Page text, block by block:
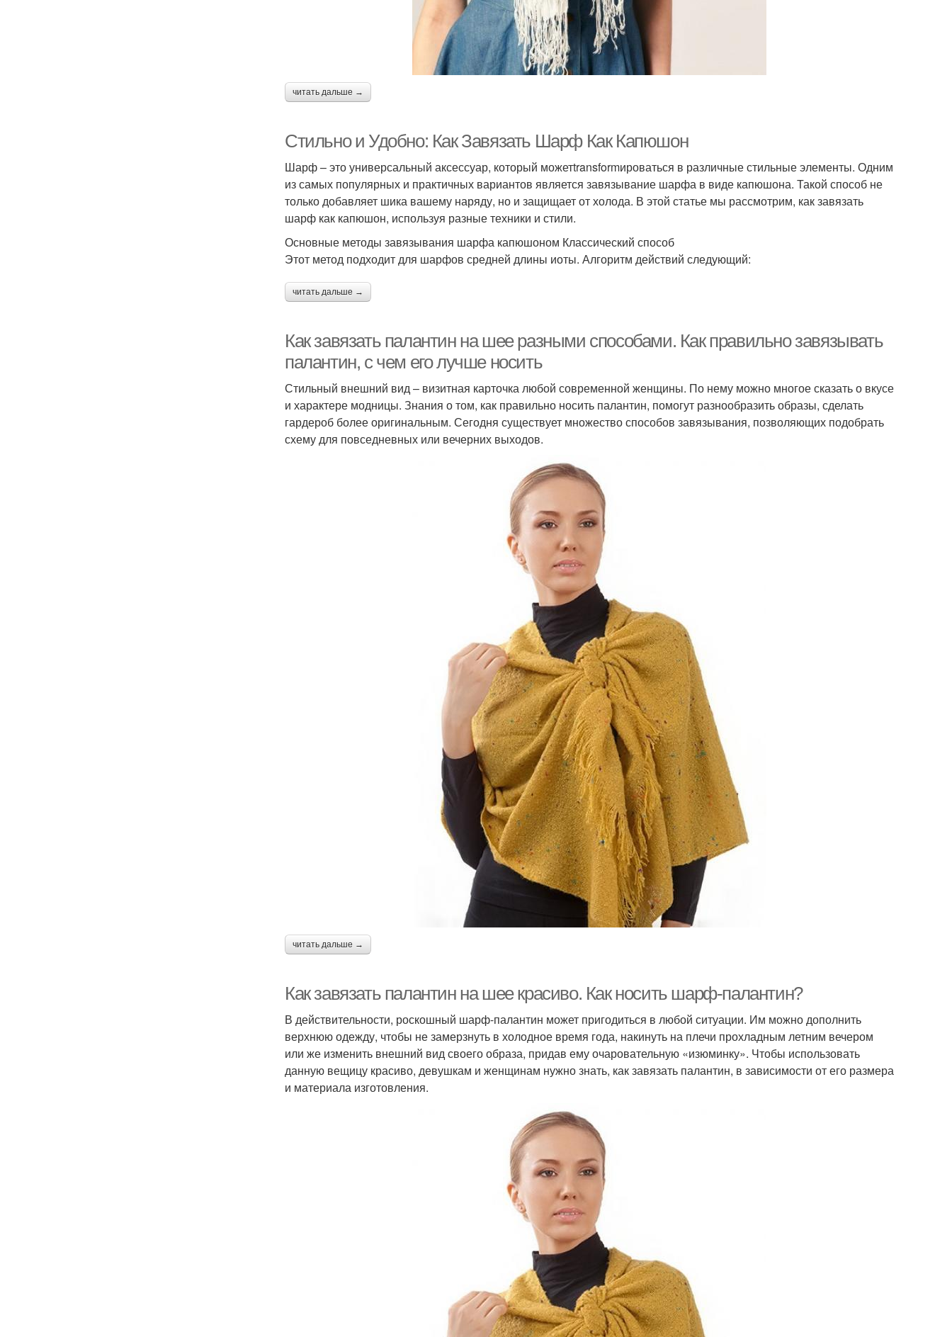
читать дальше →
Стильно и Удобно: Как Завязать Шарф Как Капюшон
Шарф – это универсальный аксессуар, который можетtransformироваться в различные стильные элементы. Одним
из самых популярных и практичных вариантов является завязывание шарфа в виде капюшона. Такой способ не
только добавляет шика вашему наряду, но и защищает от холода. В этой статье мы рассмотрим, как завязать
шарф как капюшон, используя разные техники и стили.
Основные методы завязывания шарфа капюшоном Классический способ
Этот метод подходит для шарфов средней длины иоты. Алгоритм действий следующий:
читать дальше →
Как завязать палантин на шее разными способами. Как правильно завязывать
палантин, с чем его лучше носить
Стильный внешний вид – визитная карточка любой современной женщины. По нему можно многое сказать о вкусе
и характере модницы. Знания о том, как правильно носить палантин, помогут разнообразить образы, сделать
гардероб более оригинальным. Сегодня существует множество способов завязывания, позволяющих подобрать
схему для повседневных или вечерних выходов.
читать дальше →
Как завязать палантин на шее красиво. Как носить шарф-палантин?
В действительности, роскошный шарф-палантин может пригодиться в любой ситуации. Им можно дополнить
верхнюю одежду, чтобы не замерзнуть в холодное время года, накинуть на плечи прохладным летним вечером
или же изменить внешний вид своего образа, придав ему очаровательную «изюминку». Чтобы использовать
данную вещицу красиво, девушкам и женщинам нужно знать, как завязать палантин, в зависимости от его размера
и материала изготовления.